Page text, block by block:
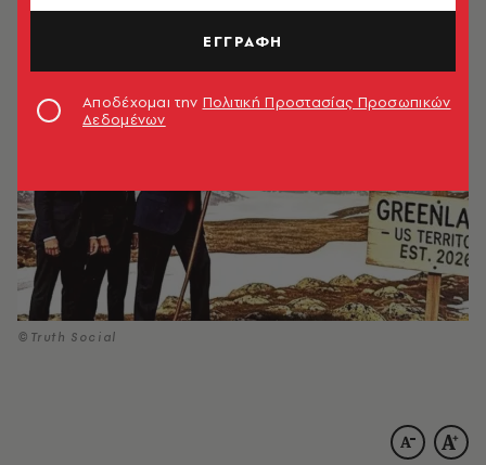
©Truth Social
ΕΓΓΡΑΦΗ
Αποδέχομαι την Πολιτική Προστασίας Προσωπικών
Δεδομένων